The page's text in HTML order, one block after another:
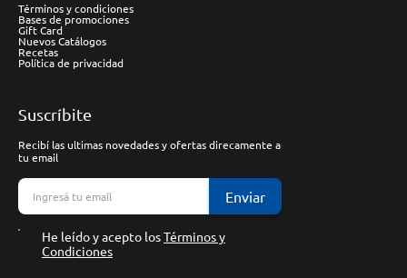
Términos y condiciones
Bases de promociones
Gift Card
Nuevos Catálogos
Recetas
Política de privacidad
Suscríbite
Recibí las ultimas novedades y ofertas direcamente a
tu email
Enviar
He leído y acepto losTérminos y
Condiciones